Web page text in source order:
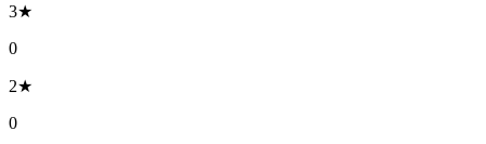
3★
0
2★
0